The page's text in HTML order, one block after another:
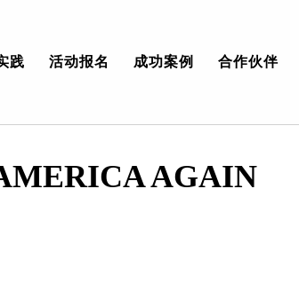
践 活动报名 成功案例 合作伙伴
AGAIN